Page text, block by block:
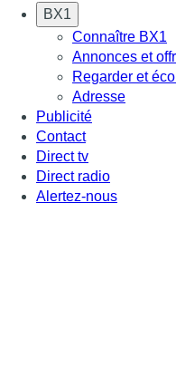
BX1
Connaître BX1
Annonces et
Regarder et
Adresse
Publicité
Contact
Direct tv
Direct radio
Alertez-nous